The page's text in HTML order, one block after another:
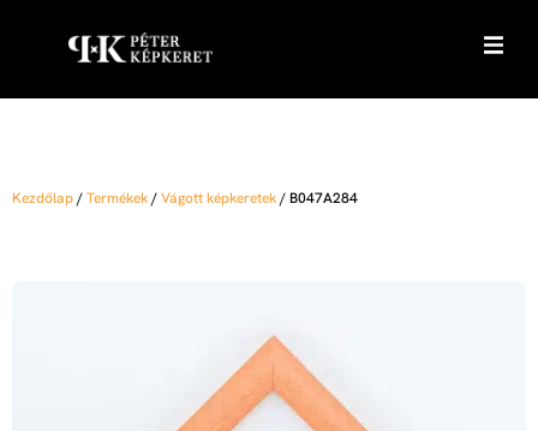
Kezdőlap/Termékek/Vágott képkeretek/B047A284